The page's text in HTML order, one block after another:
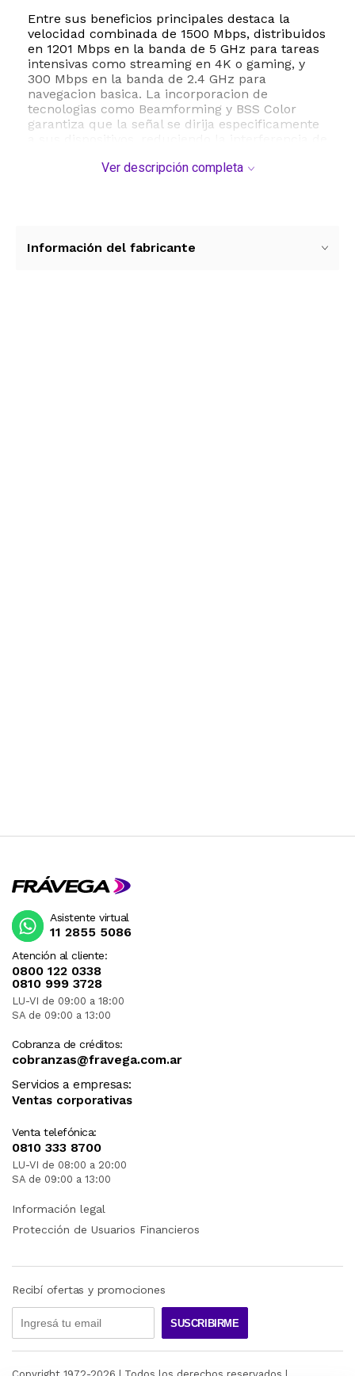
Entre sus beneficios principales destaca la
velocidad combinada de 1500 Mbps, distribuidos
en 1201 Mbps en la banda de 5 GHz para tareas
intensivas como streaming en 4K o gaming, y
300 Mbps en la banda de 2.4 GHz para
navegacion basica. La incorporacion de
tecnologias como Beamforming y BSS Color
garantiza que la señal se dirija especificamente
Time ayuda a conservar la bateria de sus
permite conectar dispositivos cableados como
Ver descripción completa
Información del fabricante
Atención al cliente:
0800 122 0338
0810 999 3728
LU-VI de 09:00 a 18:00
SA de 09:00 a 13:00
Cobranza de créditos:
cobranzas@fravega.com.ar
Servicios a empresas:
Ventas corporativas
Venta telefónica:
0810 333 8700
LU-VI de 08:00 a 20:00
SA de 09:00 a 13:00
Asistente virtual
11 2855 5086
Información legal
Protección de Usuarios Financieros
Recibí ofertas y promociones
SUSCRIBIRME